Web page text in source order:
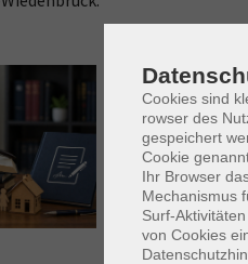
Cookies sind
rowser des
gespeichert
Cookie
Ihr Browser
Mechanismus
Surf-
von Cookies